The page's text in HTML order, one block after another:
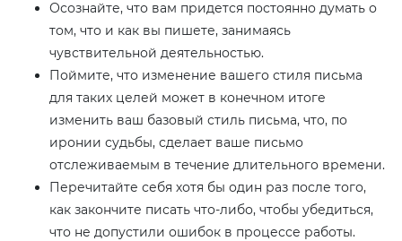
Осознайте, что вам придется постоянно думать о
том, что и как вы пишете, занимаясь
чувствительной деятельностью.
Поймите, что изменение вашего стиля письма
для таких целей может в конечном итоге
изменить ваш базовый стиль письма, что, по
иронии судьбы, сделает ваше письмо
отслеживаемым в течение длительного времени.
Перечитайте себя хотя бы один раз после того,
как закончите писать что-либо, чтобы убедиться,
что не допустили ошибок в процессе работы.